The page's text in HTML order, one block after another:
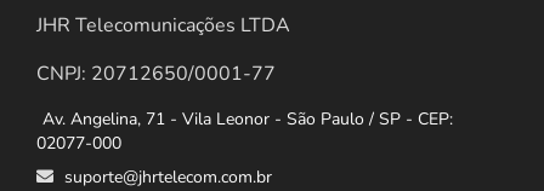
JHR Telecomunicações LTDA
CNPJ: 20712650/0001-77
Av. Angelina, 71 - Vila Leonor - São Paulo / SP - CEP:
02077-000
suporte@jhrtelecom.com.br